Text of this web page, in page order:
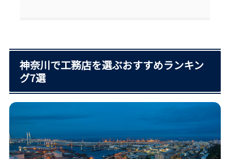
神奈川で工務店を選ぶおすすめランキン
グ7選